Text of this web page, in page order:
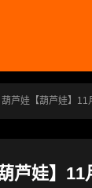
葫芦娃【葫芦娃】11
芦娃】11